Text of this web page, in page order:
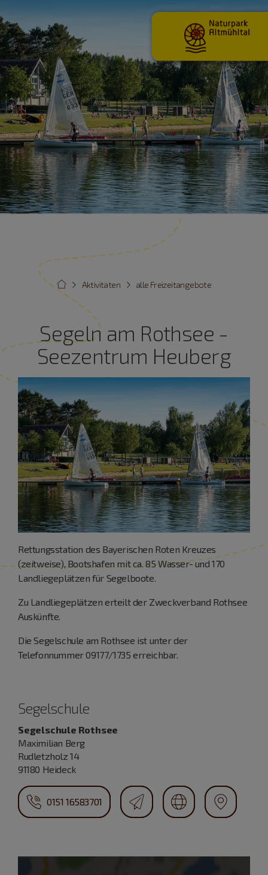
alle Freizeitangebote
Aktivitäten
Segeln am Rothsee -
Seezentrum Heuberg
Rettungsstation des Bayerischen Roten Kreuzes
(zeitweise), Bootshafen mit ca. 85 Wasser- und 170
Landliegeplätzen für Segelboote.
Zu Landliegeplätzen erteilt der Zweckverband Rothsee
Auskünfte.
Die Segelschule am Rothsee ist unter der
Telefonnummer 09177/1735 erreichbar.
Segelschule
Segelschule Rothsee
Maximilian Berg
Rudletzholz 14
91180 Heideck
0151 16583701